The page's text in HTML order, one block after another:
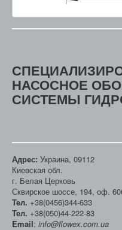
НАСОСНОЕ
СИСТЕМЫ
Адрес: Украина, 09112
Киевская обл.
г. Белая Церковь
Сквирское шоссе, 194, оф.
Тел. +38(0456)344-633
Тел. +38(050)44-222-83
Email: info@flowex.com.ua